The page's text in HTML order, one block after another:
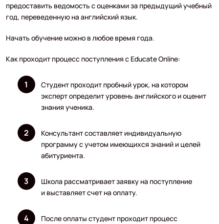
предоставить ведомость с оценками за предыдущий учебный
год, переведенную на английский язык.
Начать обучение можно в любое время года.
Как проходит процесс поступления с Educate Online:
Студент проходит пробный урок, на котором
эксперт определит уровень английского и оценит
знания ученика.
Консультант составляет индивидуальную
программу с учетом имеющихся знаний и целей
абитуриента.
Школа рассматривает заявку на поступление
и выставляет счет на оплату.
После оплаты студент проходит процесс